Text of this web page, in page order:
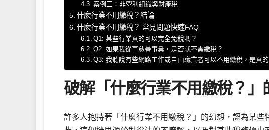
案例三：非營利組織與財產稅
什麼行業不用繳稅？結論
什麼行業不用繳稅？ 常見問題快速FAQ
Q1: 某些行業真的可以完全免稅嗎？
Q2: 如果我從事慈善事業，是否就不需繳稅？
Q3: 我聽說有些網路工作或自由職業者可以不用繳稅，是真的
破解「什麼行業不用繳稅？」
許多人抱持著「什麼行業不用繳稅？」的幻想，認為某